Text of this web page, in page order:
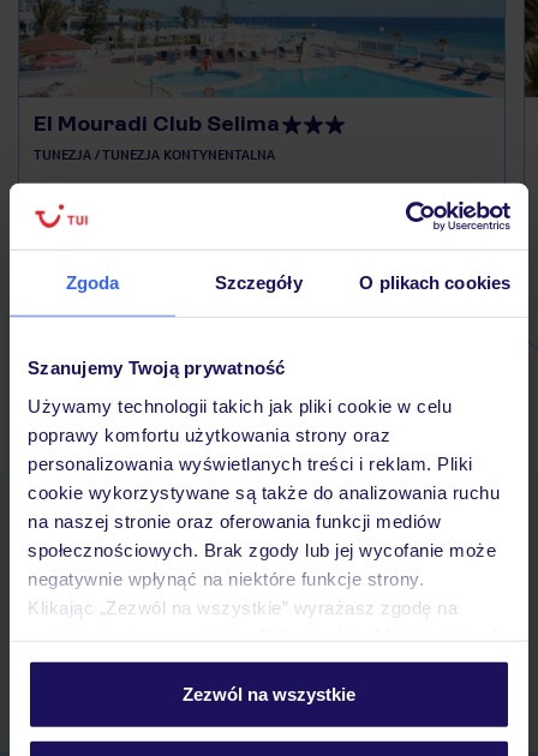
Zgoda Szczegóły O plikach cookies
Szanujemy Twoją prywatność
Używamy technologii takich jak pliki cookie w celu
poprawy komfortu użytkowania strony oraz
personalizowania wyświetlanych treści i reklam. Pliki
cookie wykorzystywane są także do analizowania ruchu
na naszej stronie oraz oferowania funkcji mediów
społecznościowych. Brak zgody lub jej wycofanie może
negatywnie wpłynąć na niektóre funkcje strony.
Klikając „Zezwól na wszystkie” wyrażasz zgodę na
personalizować swój wybór wchodząc w zakładkę
Szczegółowe informacje o plikach cookie znajdziesz
Zezwól na wszystkie
El Mouradi Club Selima
TUNEZJA / TUNEZJA KONTYNENTALNA
1 860 zł/os.
Ubezpieczenia turystyczne Tunezja - dowiedz się więcej »
Pobierz bezpłatną aplikację TUI
Szybkie wyszukiwanie i przeglądanie ofert
Lista ulubionych ofert i możliwość ich udostępniania
Historia wyszukiwań i ostatnio oglądanych ofert
myTUI